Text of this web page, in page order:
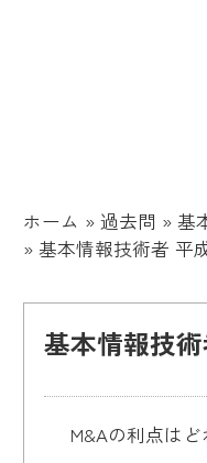
ホーム » 過去問 » 基
»基本情報技術者 平
基本情報技
M&Aの利点はど